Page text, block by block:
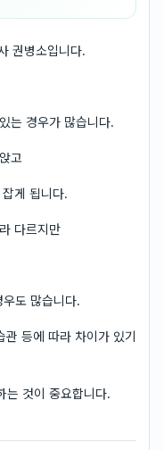
권병소입니다.
는 경우가 많습니다.
고
게 됩니다.
다르지만
도 많습니다.
등에 따라 차이가 있기
는 것이 중요합니다.